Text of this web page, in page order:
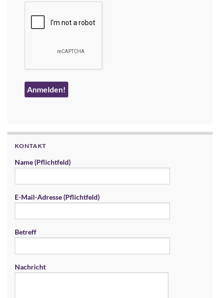
KONTAKT
Name (Pflichtfeld)
E-Mail-Adresse (Pflichtfeld)
Betreff
Nachricht